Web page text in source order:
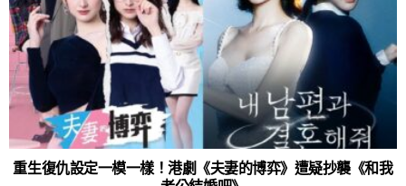
重生復仇設定一模一樣！港劇《夫妻的博弈》遭疑抄襲《和我